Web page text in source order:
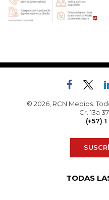
© 2026, RCN Medios.
Cr. 13a
(+57)
TODAS